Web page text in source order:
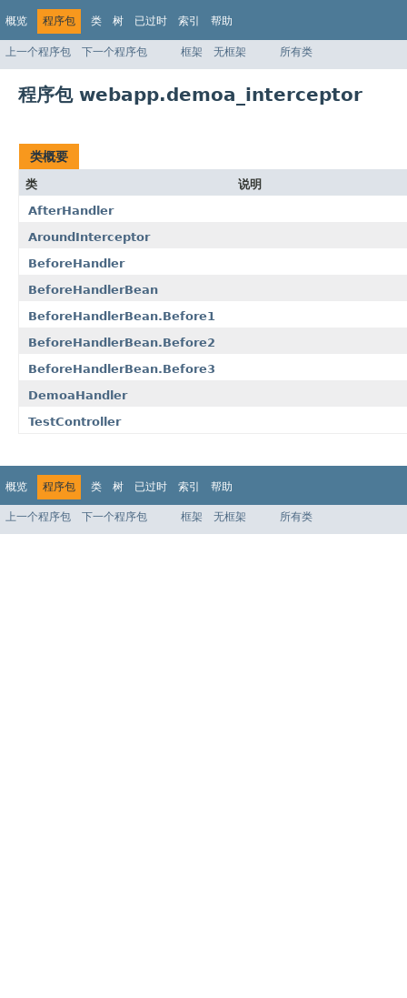
概览 程序包 类 树 已过时 索引 帮助
上一个程序包 下一个程序包 框架 无框架 所有类
程序包 webapp.demoa_interceptor
类概要
类
说明
AfterHandler
AroundInterceptor
BeforeHandler
BeforeHandlerBean
BeforeHandlerBean.Before1
BeforeHandlerBean.Before2
BeforeHandlerBean.Before3
DemoaHandler
TestController
概览 程序包 类 树 已过时 索引 帮助
上一个程序包 下一个程序包 框架 无框架 所有类